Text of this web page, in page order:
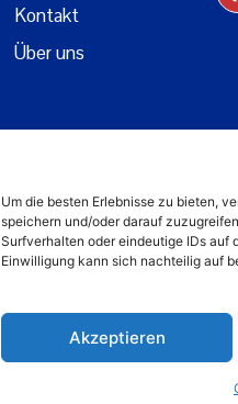
Um die besten Erlebnisse zu bieten,
speichern und/oder darauf
Surfverhalten oder eindeutige IDs auf
Einwilligung kann sich nachteilig auf
Akzeptieren
Kontakt
Über uns